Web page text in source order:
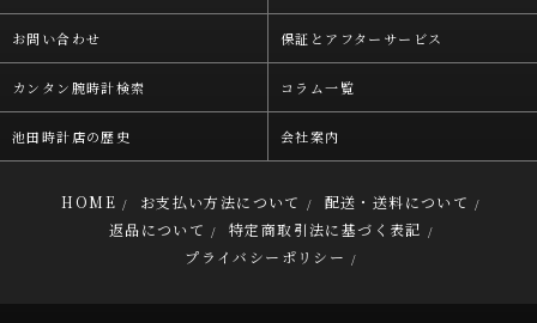
お問い合わせ 保証とアフターサービス
カンタン腕時計検索 コラム一覧
池田時計店の歴史 会社案内
HOME / お支払い方法について / 配送・送料について /
返品について / 特定商取引法に基づく表記 /
プライバシーポリシー /